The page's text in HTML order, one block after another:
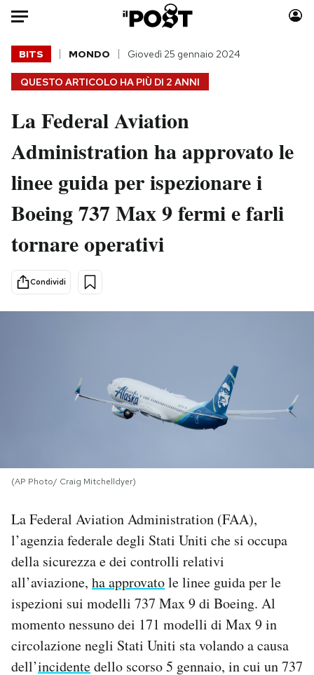
Auto
HOME
Italia
Politica
Tecnologia
Internet
Scienza
Sport
Moda
Consumismi
Storie/Idee
Media
NEWSLETTER
SHOP
CALENDARIO
Area Personale
Newsletter
Notifiche mobile
Regala il Post
QUESTO ARTICOLO HA PIÙ DI 2 ANNI
BITS MONDO Giovedì 25 gennaio 2024
La Federal Aviation
Administration ha approvato le
linee guida per ispezionare i
Boeing 737 Max 9 fermi e farli
tornare operativi
Condividi
(AP Photo/ Craig Mitchelldyer)
La Federal Aviation Administration (FAA),
l’agenzia federale degli Stati Uniti che si occupa
della sicurezza e dei controlli relativi
all’aviazione, ha approvatole linee guida per le
ispezioni sui modelli 737 Max 9 di Boeing. Al
momento nessuno dei 171 modelli di Max 9 in
circolazione negli Stati Uniti sta volando a causa
dell’incidentedello scorso 5 gennaio, in cui un 737